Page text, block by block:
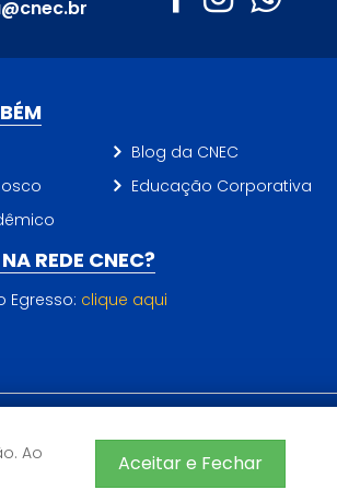
Blog da CNEC
Educação Corporativa
REDE CNEC?
Egresso: clique aqui
CNEC 2026 - Todos os direitos reservados
Ao Aceitar e Fechar